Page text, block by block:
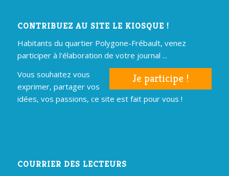
CONTRIBUEZ AU SITE LE KIOSQUE !
Habitants du quartier Polygone-Frébault, venez
participer à l'élaboration de votre journal ...
Je participe !
Vous souhaitez vous
exprimer, partager vos
idées, vos passions, ce site est fait pour vous !
COURRIER DES LECTEURS